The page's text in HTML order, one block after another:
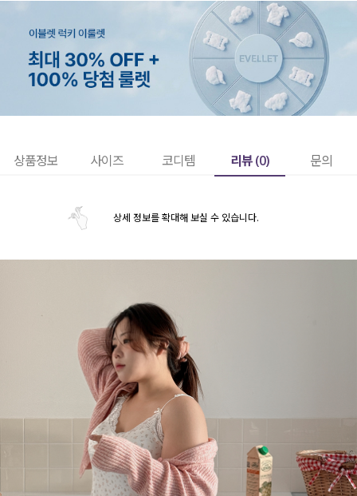
상품정보 사이즈 코디템 리뷰 (0) 문의
상세 정보를 확대해 보실 수 있습니다.